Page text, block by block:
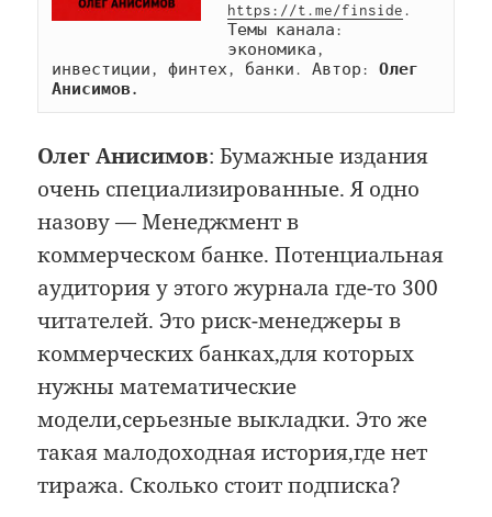
https://t.me/finside .
Темы канала:
экономика,
инвестиции, финтех, банки. Автор: Олег
Анисимов.
Олег Анисимов: Бумажные издания
очень специализированные. Я одно
назову — Менеджмент в
коммерческом банке. Потенциальная
аудитория у этого журнала где-то 300
читателей. Это риск-менеджеры в
коммерческих банках,для которых
нужны математические
модели,серьезные выкладки. Это же
такая малодоходная история,где нет
тиража. Сколько стоит подписка?